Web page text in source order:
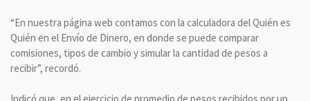
“En nuestra página web contamos con la calculadora del Quién es
Quién en el Envío de Dinero, en donde se puede comparar
comisiones, tipos de cambio y simular la cantidad de pesos a
recibir”, recordó.